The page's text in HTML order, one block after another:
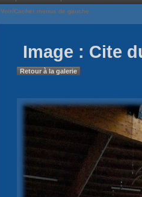
Voir/Cacher menus de gauche
Image : Cite
Retour à la galerie